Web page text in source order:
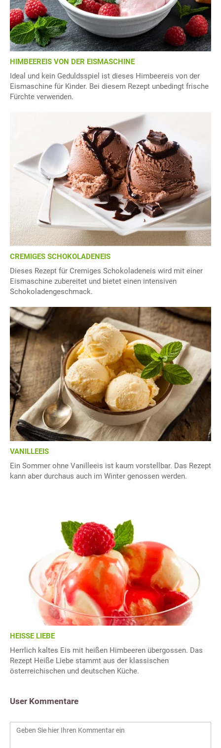
HIMBEEREIS VON DER EISMASCHINE
Ideal und kein Geduldsspiel ist dieses Himbeereis von der
Eismaschine für Kinder. Bei diesem Rezept unbedingt frische
Fürchte verwenden.
CREMIGES SCHOKOLADENEIS
Dieses Rezept für Cremiges Schokoladeneis wird mit einer
Eismaschine zubereitet und bietet einen intensiven
Schokoladengeschmack.
VANILLEEIS
Ein Sommer ohne Vanilleeis ist kaum vorstellbar. Das Rezept
kann aber durchaus auch im Winter genossen werden.
HEISSE LIEBE
Herrlich kaltes Eis mit heißen Himbeeren übergossen. Das
Rezept Heiße Liebe stammt aus der klassischen
österreichischen und deutschen Küche.
User Kommentare